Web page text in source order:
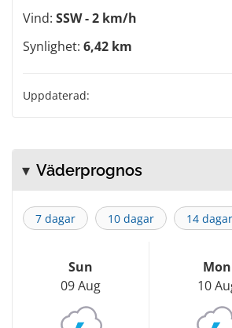
Vind: SSW - 2 km/h
Synlighet: 6,42 km
Uppdaterad:
Väderprognos
7 dagar 10 dagar 14 dagar
Sun
09 Aug
Mon
10